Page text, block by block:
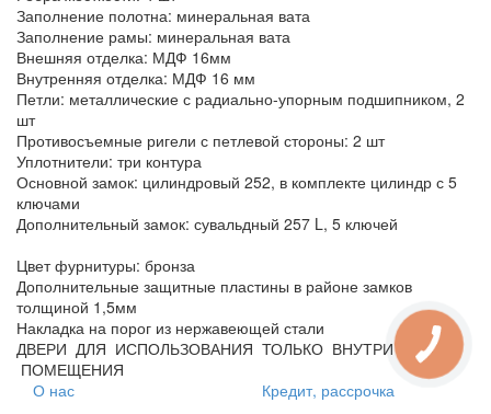
Заполнение полотна: минеральная вата
Заполнение рамы: минеральная вата
Внешняя отделка: МДФ 16мм
Внутренняя отделка: МДФ 16 мм
Петли: металлические с радиально-упорным подшипником, 2
шт
Противосъемные ригели с петлевой стороны: 2 шт
Уплотнители: три контура
Основной замок: цилиндровый 252, в комплекте цилиндр с 5
ключами
Дополнительный замок: сувальдный 257 L, 5 ключей
Цвет фурнитуры: бронза
Дополнительные защитные пластины в районе замков
толщиной 1,5мм
Накладка на порог из нержавеющей стали
ДВЕРИ ДЛЯ ИСПОЛЬЗОВАНИЯ ТОЛЬКО ВНУТРИ
ПОМЕЩЕНИЯ
О нас
Кредит, рассрочка